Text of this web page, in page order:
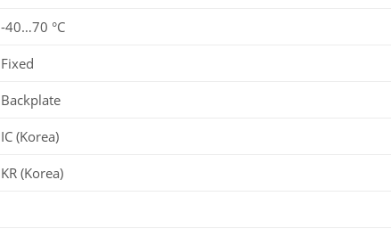
-40…70 °C
Fixed
Backplate
IC (Korea)
KR (Korea)